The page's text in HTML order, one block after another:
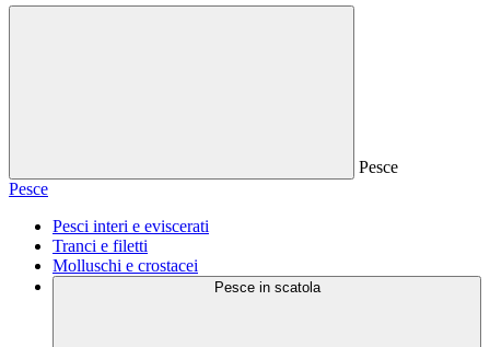
Pesce
Pesce
Pesci interi e eviscerati
Tranci e filetti
Molluschi e crostacei
Pesce in scatola